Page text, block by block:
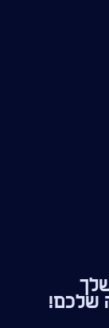
שלכם!